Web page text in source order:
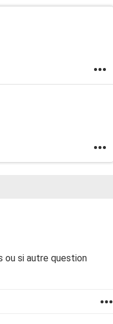
ou si autre question